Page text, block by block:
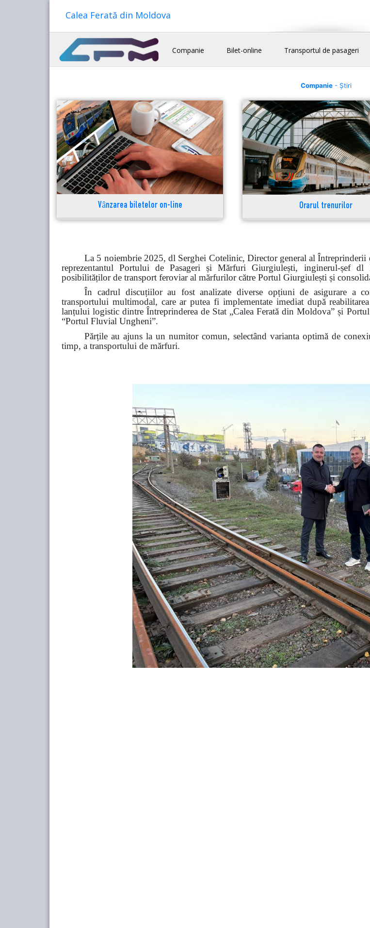
Calea Ferată din Moldova
Companie Bilet-online Transportul de pasageri
Companie- Știri
Vânzarea biletelor on-line Orarul trenurilor
La 5 noiembrie 2025, dl Serghei Cotelinic, Director general al Întreprinderii
reprezentantul Portuluide Pasageri și MărfuriGiurgiulești, inginerul-șef dl
posibilităților de transport feroviar al mărfurilor către Portul Giurgiulești și
În cadrul discuțiilor au fost analizate diverse opțiuni de asigurare a
transportului multimodal, care ar putea fi implementate imediat după
lanțului logistic dintre Întreprinderea de Stat „Calea Ferată din Moldova” și
“Portul Fluvial Ungheni”.
Părțile au ajuns la un numitor comun, selectând varianta optimă de
timp, a transportului de mărfuri.